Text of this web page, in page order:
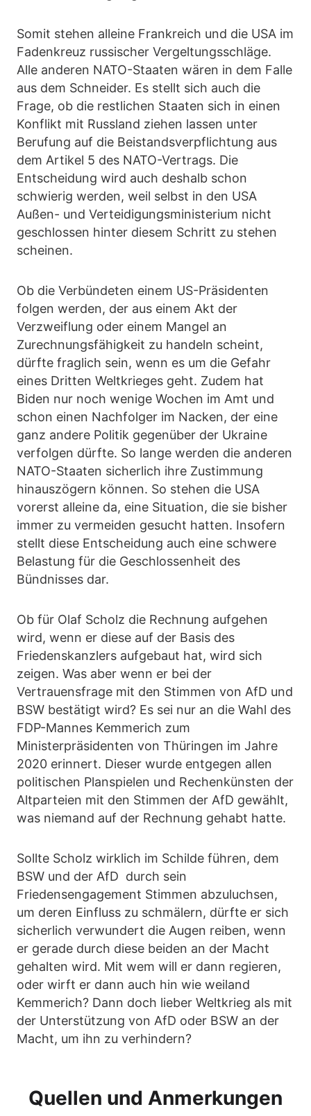
Somit stehen alleine Frankreich und die USA im
Fadenkreuz russischer Vergeltungsschläge.
Alle anderen NATO-Staaten wären in dem Falle
aus dem Schneider. Es stellt sich auch die
Frage, ob die restlichen Staaten sich in einen
Konflikt mit Russland ziehen lassen unter
Berufung auf die Beistandsverpflichtung aus
dem Artikel 5 des NATO-Vertrags. Die
Entscheidung wird auch deshalb schon
schwierig werden, weil selbst in den USA
Außen- und Verteidigungsministerium nicht
geschlossen hinter diesem Schritt zu stehen
scheinen.
Ob die Verbündeten einem US-Präsidenten
folgen werden, der aus einem Akt der
Verzweiflung oder einem Mangel an
Zurechnungsfähigkeit zu handeln scheint,
dürfte fraglich sein, wenn es um die Gefahr
eines Dritten Weltkrieges geht. Zudem hat
Biden nur noch wenige Wochen im Amt und
schon einen Nachfolger im Nacken, der eine
ganz andere Politik gegenüber der Ukraine
verfolgen dürfte. So lange werden die anderen
NATO-Staaten sicherlich ihre Zustimmung
hinauszögern können. So stehen die USA
vorerst alleine da, eine Situation, die sie bisher
immer zu vermeiden gesucht hatten. Insofern
stellt diese Entscheidung auch eine schwere
Belastung für die Geschlossenheit des
Bündnisses dar.
Ob für Olaf Scholz die Rechnung aufgehen
wird, wenn er diese auf der Basis des
Friedenskanzlers aufgebaut hat, wird sich
zeigen. Was aber wenn er bei der
Vertrauensfrage mit den Stimmen von AfD und
BSW bestätigt wird? Es sei nur an die Wahl des
FDP-Mannes Kemmerich zum
Ministerpräsidenten von Thüringen im Jahre
2020 erinnert. Dieser wurde entgegen allen
politischen Planspielen und Rechenkünsten der
Altparteien mit den Stimmen der AfD gewählt,
was niemand auf der Rechnung gehabt hatte.
Sollte Scholz wirklich im Schilde führen, dem
BSW und der AfD durch sein
Friedensengagement Stimmen abzuluchsen,
um deren Einfluss zu schmälern, dürfte er sich
sicherlich verwundert die Augen reiben, wenn
er gerade durch diese beiden an der Macht
gehalten wird. Mit wem will er dann regieren,
oder wirft er dann auch hin wie weiland
Kemmerich? Dann doch lieber Weltkrieg als mit
der Unterstützung von AfD oder BSW an der
Macht, um ihn zu verhindern?
Quellen und Anmerkungen